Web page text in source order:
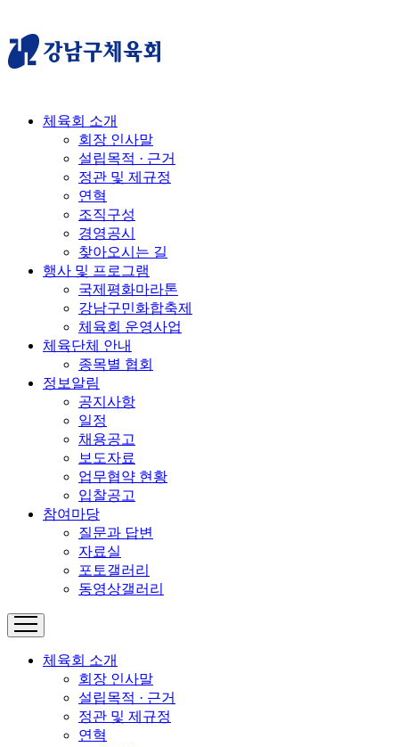
체육회 소개
회장 인사말
설립목적 · 근거
정관 및 제규정
연혁
조직구성
경영공시
찾아오시는 길
행사 및 프로그램
국제평화마라톤
강남구민화합축제
체육회 운영사업
체육단체 안내
종목별 협회
정보알림
공지사항
일정
채용공고
보도자료
업무협약 현황
입찰공고
참여마당
질문과 답변
자료실
포토갤러리
동영상갤러리
체육회 소개
회장 인사말
설립목적 · 근거
정관 및 제규정
연혁